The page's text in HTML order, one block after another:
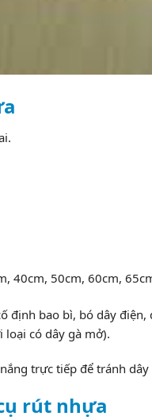
40cm, 50cm, 60cm,
định bao bì, bó dây
có dây gà mở).
trực tiếp để tránh
rút nhựa